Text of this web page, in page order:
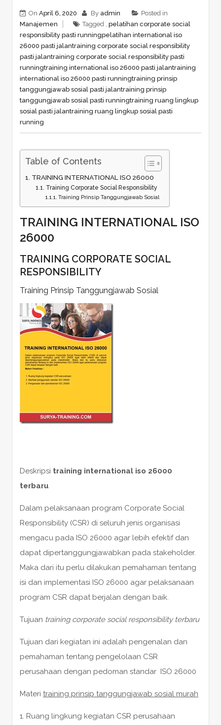
On April 6, 2020 By admin
Posted in
Manajemen
Tagged , pelatihan corporate social
responsibility pasti runningpelatihan international iso
26000 pasti jalantraining corporate social responsibility
pasti jalantraining corporate social responsibility pasti
runningtraining international iso 26000 pasti jalantraining
international iso 26000 pasti runningtraining prinsip
tanggungjawab sosial pasti jalantraining prinsip
tanggungjawab sosial pasti runningtraining ruang lingkup
sosial pasti jalantraining ruang lingkup sosial pasti
running
Table of Contents
TRAINING INTERNATIONAL ISO 26000
Training Corporate Social Responsibility
Training Prinsip Tanggungjawab Sosial
TRAINING INTERNATIONAL ISO
26000
TRAINING CORPORATE SOCIAL
RESPONSIBILITY
Training Prinsip Tanggungjawab Sosial
Deskripsi training international iso 26000
terbaru
Dalam pelaksanaan program Corporate Social
Responsibility (CSR) di seluruh jenis organisasi
mengacu pada ISO 26000 agar lebih efektif dan
dapat dipertanggungjawabkan pada stakeholder.
Maka dari itu perlu dilakukan pemahaman tentang
isi dan implementasi ISO 26000 agar pelaksanaan
program CSR dapat berjalan dengan baik.
Tujuan training corporate social responsibility terbaru
Tujuan dari kegiatan ini adalah pengenalan dan
pemahaman tentang pengelolaan CSR
perusahaan dengan pedoman standar ISO 26000
Materi training prinsip tanggungjawab sosial murah
1. Ruang lingkung kegiatan CSR perusahaan